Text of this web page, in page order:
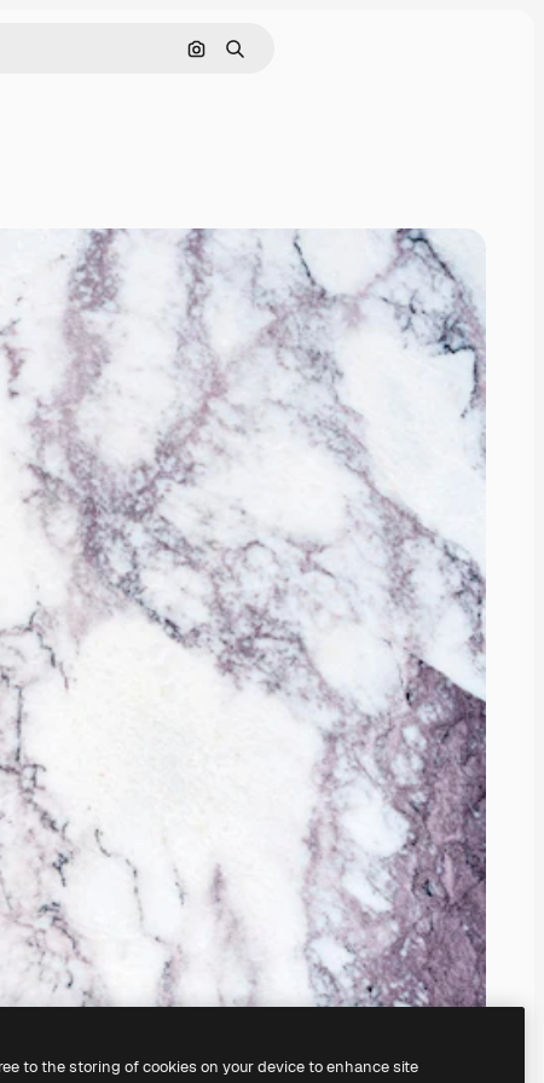
Rechercher par image
Rechercher
to the storing of cookies on your device to enhance site